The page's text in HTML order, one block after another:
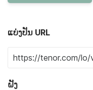
ແບ່ງປັນ URL
ຝັງ